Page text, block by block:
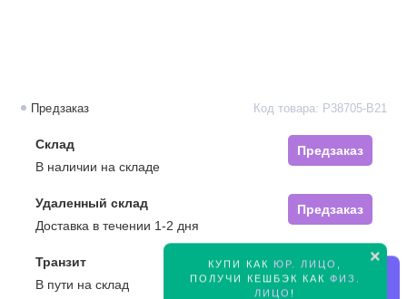
×
КУПИ КАК ЮР. ЛИЦО
ПОЛУЧИ КЕШБЭК КАК ФИЗ.
ЛИЦО !
Предзаказ Код товара: P38705-B21
Склад
Предзаказ
В наличии на складе
Удаленный склад
Предзаказ
Доставка в течении 1-2 дня
Транзит
Предзаказ
В пути на склад